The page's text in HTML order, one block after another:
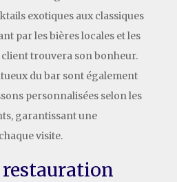
exotiques aux classiques
par les bières locales et les
trouvera son bonheur.
du bar sont également
personnalisées selon les
garantissant une
visite.
restauration